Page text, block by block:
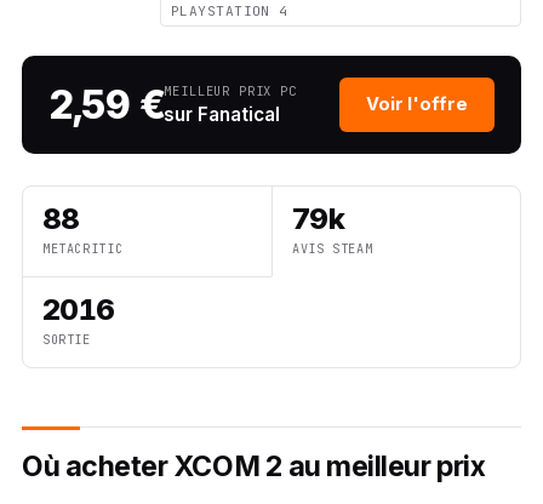
PLAYSTATION 4
2,59 €MEILLEUR PRIX PC
sur Fanatical Voir l'offre
88
METACRITIC
79k
AVIS STEAM
2016
SORTIE
Où acheter XCOM 2 au meilleur prix